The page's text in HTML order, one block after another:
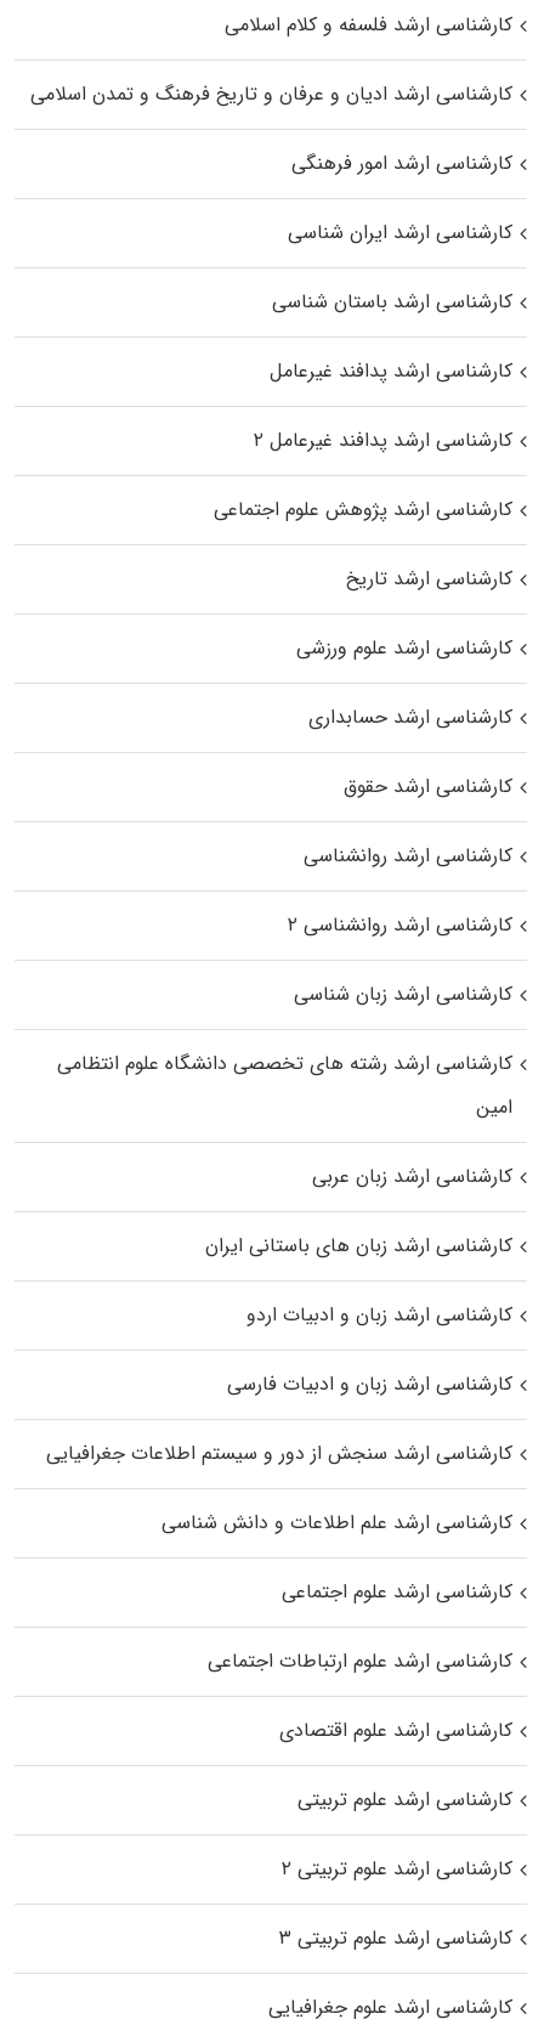
کارشناسی ارشد فلسفه و کلام اسلامی
کارشناسی ارشد ادیان و عرفان و تاریخ فرهنگ و تمدن اسلامی
کارشناسی ارشد امور فرهنگی
کارشناسی ارشد ایران شناسی
کارشناسی ارشد باستان شناسی
کارشناسی ارشد پدافند غیرعامل
کارشناسی ارشد پدافند غیرعامل ۲
کارشناسی ارشد پژوهش علوم اجتماعی
کارشناسی ارشد تاریخ
کارشناسی ارشد علوم ورزشی
کارشناسی ارشد حسابداری
کارشناسی ارشد حقوق
کارشناسی ارشد روانشناسی
کارشناسی ارشد روانشناسی ۲
کارشناسی ارشد زبان شناسی
کارشناسی ارشد رﺷﺘﻪ ﻫﺎی تخصصی داﻧﺸﮕﺎه ﻋﻠﻮم انتظامی
اﻣﻴﻦ
کارشناسی ارشد زبان عربی
کارشناسی ارشد زبان‌ های باستانی ایران
کارشناسی ارشد زبان و ادبیات اردو
کارشناسی ارشد زبان و ادبیات فارسی
کارشناسی ارشد سنجش از دور و سیستم اطلاعات جغرافیایی
کارشناسی ارشد علم اطلاعات و دانش شناسی
کارشناسی ارشد علوم اجتماعی
کارشناسی ارشد علوم ارتباطات اجتماعی
کارشناسی ارشد علوم اقتصادی
کارشناسی ارشد علوم تربیتی
کارشناسی ارشد علوم تربیتی ۲
کارشناسی ارشد علوم تربیتی ۳
کارشناسی ارشد علوم جغرافیایی